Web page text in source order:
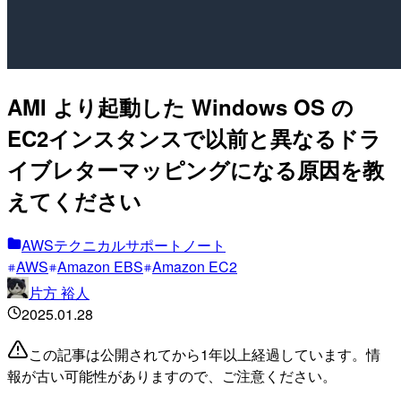
AMI より起動した Windows OS の
EC2インスタンスで以前と異なるドラ
イブレターマッピングになる原因を教
えてください
AWSテクニカルサポートノート
AWS Amazon EBS Amazon EC2
片方 裕人
2025.01.28
この記事は公開されてから1年以上経過しています。情
報が古い可能性がありますので、ご注意ください。